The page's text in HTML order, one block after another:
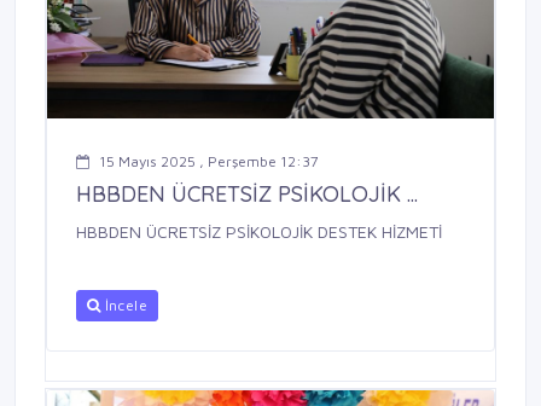
15 Mayıs 2025 , Perşembe 12:37
HBBDEN ÜCRETSİZ PSİKOLOJİK ...
HBBDEN ÜCRETSİZ PSİKOLOJİK DESTEK HİZMETİ
İncele